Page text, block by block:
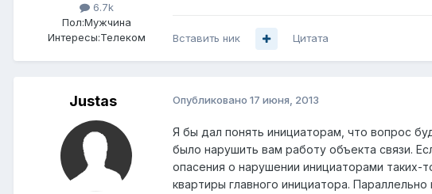
6.7k
Пол:Мужчина
Интересы:Телеком Вставить ник Цитата
Justas Опубликовано 17 июня, 2013
Я бы дал понять инициаторам, что вопрос
было нарушить вам работу объекта связи.
опасения о нарушении инициаторами таких-
квартиры главного инициатора.